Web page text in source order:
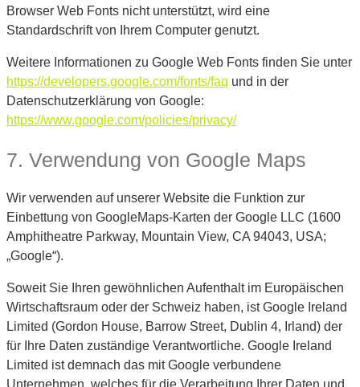
Browser Web Fonts nicht unterstützt, wird eine
Standardschrift von Ihrem Computer genutzt.
Weitere Informationen zu Google Web Fonts finden Sie unter
https://developers.google.com/fonts/faq und in der
Datenschutzerklärung von Google:
https://www.google.com/policies/privacy/
7. Verwendung von Google Maps
Wir verwenden auf unserer Website die Funktion zur
Einbettung von GoogleMaps-Karten der Google LLC (1600
Amphitheatre Parkway, Mountain View, CA 94043, USA;
„Google“).
Soweit Sie Ihren gewöhnlichen Aufenthalt im Europäischen
Wirtschaftsraum oder der Schweiz haben, ist Google Ireland
Limited (Gordon House, Barrow Street, Dublin 4, Irland) der
für Ihre Daten zuständige Verantwortliche. Google Ireland
Limited ist demnach das mit Google verbundene
Unternehmen, welches für die Verarbeitung Ihrer Daten und